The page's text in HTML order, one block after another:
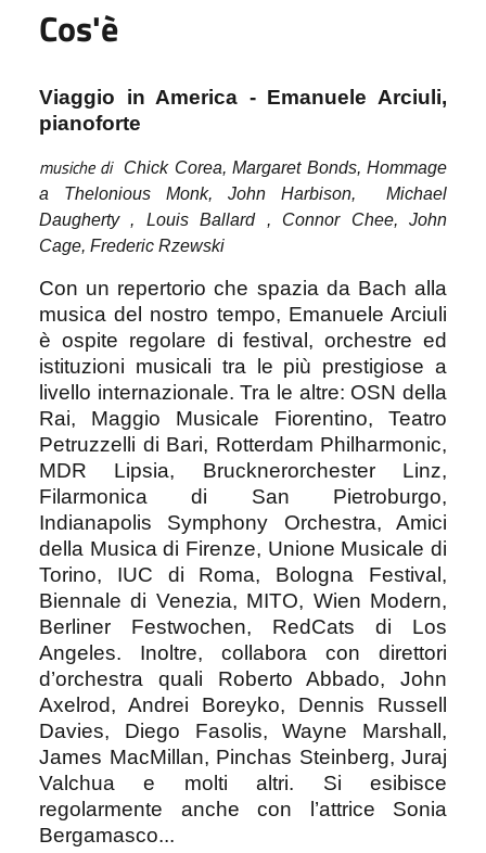
Cos'è
Viaggio in America - Emanuele Arciuli,
pianoforte
musiche di Chick Corea,Margaret Bonds,Hommage
a Thelonious Monk, John Harbison, Michael
Daugherty , Louis Ballard , Connor Chee,John
Cage, Frederic Rzewski
Con un repertorio che spazia da Bach alla
musica del nostro tempo, Emanuele Arciuli
è ospite regolare di festival, orchestre ed
istituzioni musicali tra le più prestigiose a
livello internazionale. Tra le altre: OSN della
Rai, Maggio Musicale Fiorentino, Teatro
Petruzzelli di Bari, Rotterdam Philharmonic,
MDR Lipsia, Brucknerorchester Linz,
Filarmonica di San Pietroburgo,
Indianapolis Symphony Orchestra, Amici
della Musica di Firenze, Unione Musicale di
Torino, IUC di Roma, Bologna Festival,
Biennale di Venezia, MITO, Wien Modern,
Berliner Festwochen, RedCats di Los
Angeles. Inoltre, collabora con direttori
d’orchestra quali Roberto Abbado, John
Axelrod, Andrei Boreyko, Dennis Russell
Davies, Diego Fasolis, Wayne Marshall,
James MacMillan, Pinchas Steinberg, Juraj
Valchua e molti altri. Si esibisce
regolarmente anche con l’attrice Sonia
Bergamasco...